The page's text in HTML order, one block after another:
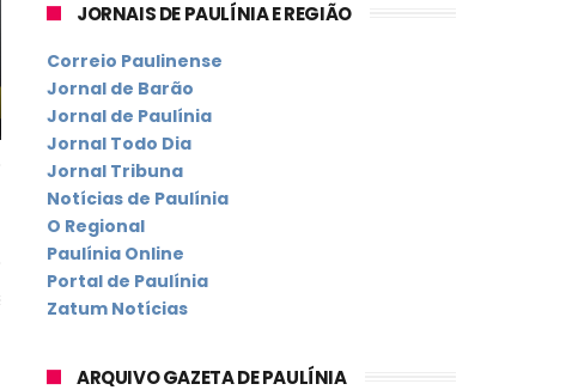
JORNAIS DE PAULÍNIA E REGIÃO
Correio Paulinense
Jornal de Barão
Jornal de Paulínia
Jornal Todo Dia
Jornal Tribuna
Notícias de Paulínia
O Regional
Paulínia Online
Portal de Paulínia
Zatum Notícias
ARQUIVO GAZETA DE PAULÍNIA